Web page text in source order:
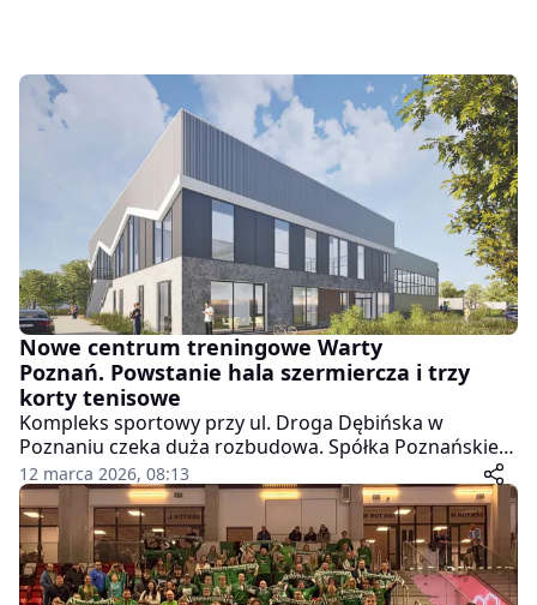
Nowe centrum treningowe Warty
Poznań. Powstanie hala szermiercza i trzy
korty tenisowe
Kompleks sportowy przy ul. Droga Dębińska w
Poznaniu czeka duża rozbudowa. Spółka Poznańskie
Inwestycje Miejskie ogłosiła przetarg na realizację
inwestycji, która znacząco poprawi warunki
treningowe sekcji sportowych KS Warta Poznań. W
planach jest budowa nowego obiektu dla szermierzy,
modernizacja istniejącej hali oraz powstanie nowych
kortów tenisowych.
12 marca 2026, 08:13